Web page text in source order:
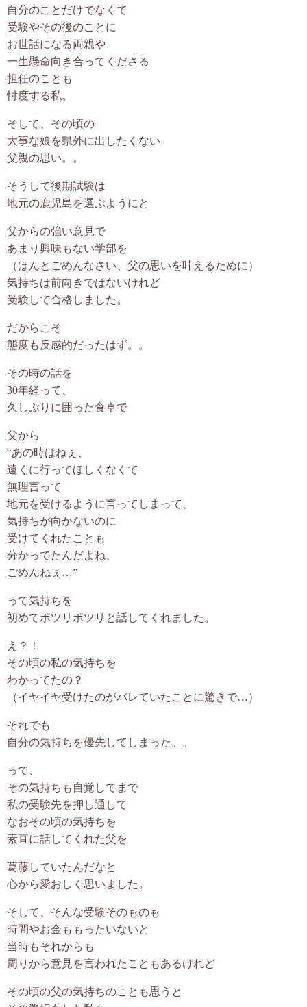
自分のことだけでなくて
受験やその後のことに
お世話になる両親や
一生懸命向き合ってくださる
担任のことも
忖度する私。
そして、その頃の
大事な娘を県外に出したくない
父親の思い。。
そうして後期試験は
地元の鹿児島を選ぶようにと
父からの強い意見で
あまり興味もない学部を
（ほんとごめんなさい、父の思いを叶えるために）
気持ちは前向きではないけれど
受験して合格しました。
だからこそ
態度も反感的だったはず。。
その時の話を
30年経って、
久しぶりに囲った食卓で
父から
“あの時はねぇ、
遠くに行ってほしくなくて
無理言って
地元を受けるように言ってしまって、
気持ちが向かないのに
受けてくれたことも
分かってたんだよね、
ごめんねぇ…”
って気持ちを
初めてポツリポツリと話してくれました。
え？！
その頃の私の気持ちを
わかってたの？
（イヤイヤ受けたのがバレていたことに驚きで…）
それでも
自分の気持ちを優先してしまった。。
って、
その気持ちも自覚してまで
私の受験先を押し通して
なおその頃の気持ちを
素直に話してくれた父を
葛藤していたんだなと
心から愛おしく思いました。
そして、そんな受験そのものも
時間やお金ももったいないと
当時もそれからも
周りから意見を言われたこともあるけれど
その頃の父の気持ちのことも思うと